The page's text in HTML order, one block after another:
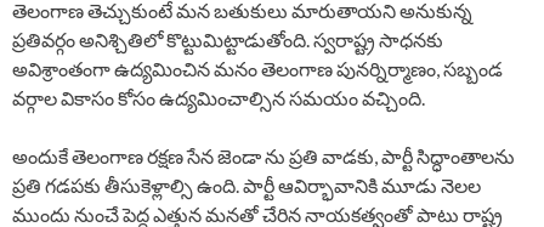
తెలంగాణ తెచ్చుకుంటే మన బతుకులు మారుతాయని అనుకున్న
ప్రతివర్గం అనిశ్చితిలో కొట్టుమిట్టాడుతోంది. స్వరాష్ట్ర సాధనకు
అవిశ్రాంతంగా ఉద్యమించిన మనం తెలంగాణ పునర్నిర్మాణం, సబ్బండ
వర్గాల వికాసం కోసం ఉద్యమించాల్సిన సమయం వచ్చింది.
అందుకే తెలంగాణ రక్షణ సేన జెండా ను ప్రతి వాడకు, పార్టీ సిద్ధాంతాలను
ప్రతి గడపకు తీసుకెళ్లాల్సి ఉంది. పార్టీ ఆవిర్భావానికి మూడు నెలల
ముందు నుంచే పెద్ద ఎత్తున మనతో చేరిన నాయకత్వంతో పాటు రాష్ట్ర